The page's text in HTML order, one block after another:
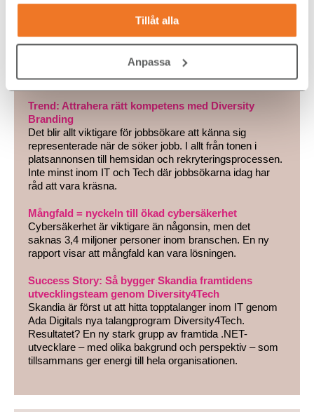
Tillåt alla
Anpassa
Kulturell mångfald är en nygammal trend som tack vare
landsgränser, digitalisering och ökad import gör
korskulturell kommunikation allt viktigare.
Trend: Attrahera rätt kompetens med Diversity
Branding
Det blir allt viktigare för jobbsökare att känna sig
representerade när de söker jobb. I allt från tonen i
platsannonsen till hemsidan och rekryteringsprocessen.
Inte minst inom IT och Tech där jobbsökarna idag har
råd att vara kräsna.
Mångfald = nyckeln till ökad cybersäkerhet
Cybersäkerhet är viktigare än någonsin, men det
saknas 3,4 miljoner personer inom branschen. En ny
rapport visar att mångfald kan vara lösningen.
Success Story: Så bygger Skandia framtidens
utvecklingsteam genom Diversity4Tech
Skandia är först ut att hitta topptalanger inom IT genom
Ada Digitals nya talangprogram Diversity4Tech.
Resultatet? En ny stark grupp av framtida .NET-
utvecklare – med olika bakgrund och perspektiv – som
tillsammans ger energi till hela organisationen.